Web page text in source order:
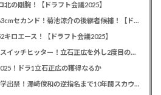
の剛腕！【ドラフト会議2025】
カープドラ3勝田成！近畿大163cmセカンド！菊池涼介の後継者候補！【ドラフト会議2025】
ロエース！【ドラフト会議2025】
カープドラ1平川蓮！187cmのスイッチヒッター！立石正広を外し2度目の重複も新井監督がクジを引き当てる！【ドラフト会議2025】
！ドラ1立石正広の獲得なるか
緒方孝市カープドラ3指名で青学出禁！澤﨑俊和の逆指名まで10年間スカウト出禁